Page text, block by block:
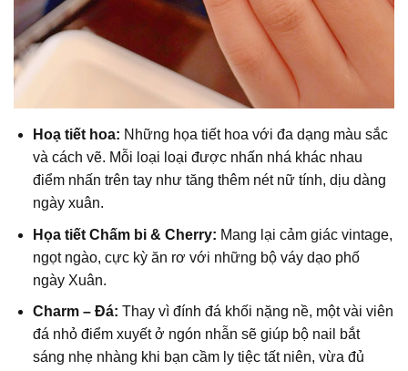
Hoạ tiết hoa: Những họa tiết hoa với đa dạng màu sắc
và cách vẽ. Mỗi loại loại được nhấn nhá khác nhau
điểm nhấn trên tay như tăng thêm nét nữ tính, dịu dàng
ngày xuân.
Họa tiết Chấm bi & Cherry: Mang lại cảm giác vintage,
ngọt ngào, cực kỳ ăn rơ với những bộ váy dạo phố
ngày Xuân.
Charm – Đá: Thay vì đính đá khối nặng nề, một vài viên
đá nhỏ điểm xuyết ở ngón nhẫn sẽ giúp bộ nail bắt
sáng nhẹ nhàng khi bạn cầm ly tiệc tất niên, vừa đủ